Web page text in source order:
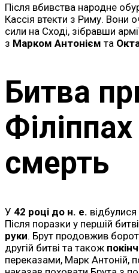
Після вбивства народне
Кассія втекти з Риму. Вони
сили на Сході, зібравши
з Марком Антонієм та
Битва
смерть
У 42 році до н. е. відбулися
Після поразки у першій битві
руки. Брут продовжив
другій битві та також
переказами, Марк Антоній,